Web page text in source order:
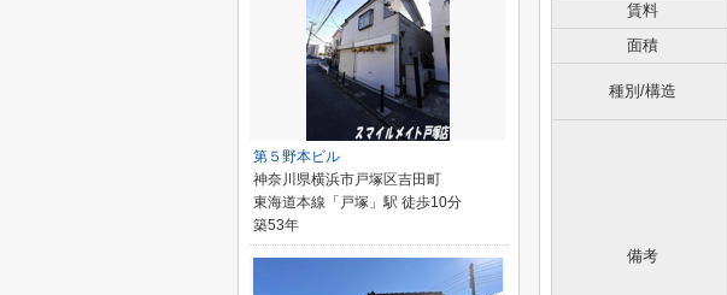
賃料
面積
種別/構造
備考
第５野本ビル
神奈川県横浜市戸塚区吉田町
東海道本線「戸塚」駅 徒歩10分
築53年